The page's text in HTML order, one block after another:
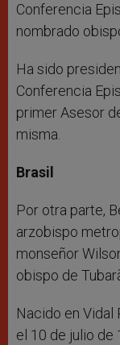
Conferencia
nombrado
Ha sido
Conferencia
primer Asesor
misma.
Brasil
Por otra parte,
arzobispo
monseñor
obispo de
Nacido en Vidal
el 10 de julio de